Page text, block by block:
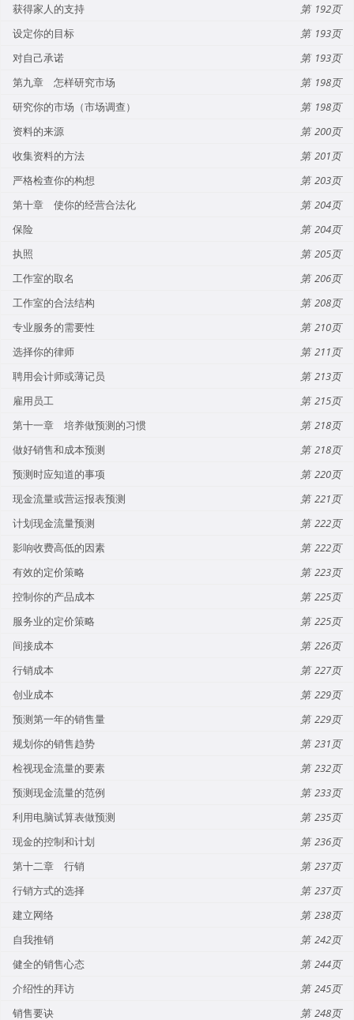
获得家人的支持
192
设定你的目标
193
对自己承诺
193
第九章 怎样研究市场
198
研究你的市场（市场调查）
198
资料的来源
200
收集资料的方法
201
严格检查你的构想
203
第十章 使你的经营合法化
204
保险
204
执照
205
工作室的取名
206
工作室的合法结构
208
专业服务的需要性
210
选择你的律师
211
聘用会计师或薄记员
213
雇用员工
215
第十一章 培养做预测的习惯
218
做好销售和成本预测
218
预测时应知道的事项
220
现金流量或营运报表预测
221
计划现金流量预测
222
影响收费高低的因素
222
有效的定价策略
223
控制你的产品成本
225
服务业的定价策略
225
间接成本
226
行销成本
227
创业成本
229
预测第一年的销售量
229
规划你的销售趋势
231
检视现金流量的要素
232
预测现金流量的范例
233
利用电脑试算表做预测
235
现金的控制和计划
236
第十二章 行销
237
行销方式的选择
237
建立网络
238
自我推销
242
健全的销售心态
244
介绍性的拜访
245
销售要诀
248